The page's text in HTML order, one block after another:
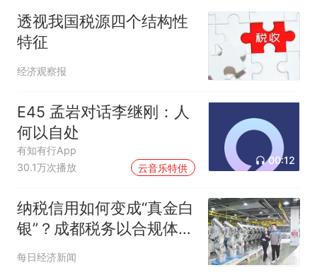
透视我国税源四个结构性
特征
经济观察报
E45 孟岩对话李继刚：人
何以自处
有知有行App
30.1万次播放
云音乐特供
00:12
纳税信用如何变成“真金白
银”？成都税务以合规体系
建设护航高质量发展
每日经济新闻